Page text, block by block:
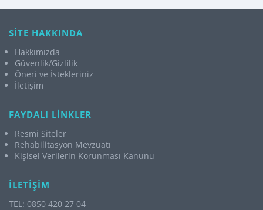
SİTE HAKKINDA
Hakkımızda
Güvenlik/Gizlilik
Öneri ve İstekleriniz
İletişim
FAYDALI LİNKLER
Resmi Siteler
Rehabilitasyon Mevzuatı
Kişisel Verilerin Korunması Kanunu
İLETİŞİM
TEL: 0850 420 27 04